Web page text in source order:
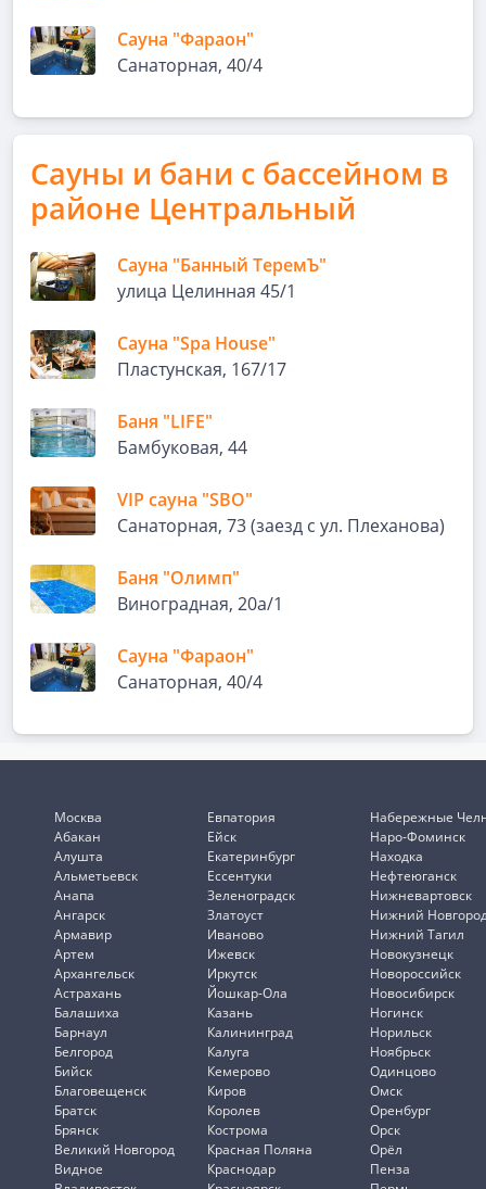
Сауна "Фараон"
Санаторная, 40/4
Сауны и бани с бассейном в
районе Центральный
Сауна "Банный ТеремЪ"
улица Целинная 45/1
Сауна "Spa House"
Пластунская, 167/17
Баня "LIFE"
Бамбуковая, 44
VIP сауна "SBO"
Санаторная, 73 (заезд с ул. Плеханова)
Баня "Олимп"
Виноградная, 20а/1
Сауна "Фараон"
Санаторная, 40/4
Москва
Абакан
Алушта
Альметьевск
Анапа
Ангарск
Армавир
Артем
Архангельск
Астрахань
Балашиха
Барнаул
Белгород
Бийск
Благовещенск
Братск
Брянск
Великий Новгород
Видное
Евпатория
Ейск
Екатеринбург
Ессентуки
Зеленоградск
Златоуст
Иваново
Ижевск
Иркутск
Йошкар-Ола
Казань
Калининград
Калуга
Кемерово
Киров
Королев
Кострома
Красная Поляна
Краснодар
Набережные
Наро-Фоминск
Находка
Нефтеюганск
Нижневартовск
Нижний
Нижний Тагил
Новокузнецк
Новороссийск
Новосибирск
Ногинск
Норильск
Ноябрьск
Одинцово
Омск
Оренбург
Орск
Орёл
Пенза